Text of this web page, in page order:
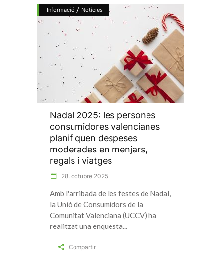
Informació / Notícies
Nadal 2025: les persones
consumidores valencianes
planifiquen despeses
moderades en menjars,
regals i viatges
28. octubre 2025
Amb l'arribada de les festes de Nadal,
la Unió de Consumidors de la
Comunitat Valenciana (UCCV) ha
realitzat una enquesta
Compartir